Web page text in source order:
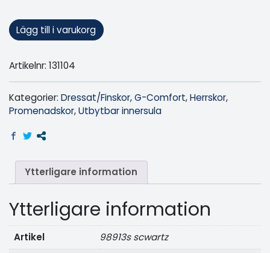
Lägg till i varukorg
Artikelnr: 131104
Kategorier: Dressat/Finskor,G-Comfort,Herrskor,
Promenadskor,Utbytbar innersula
Ytterligare information
Ytterligare information
Artikel
98913s scwartz